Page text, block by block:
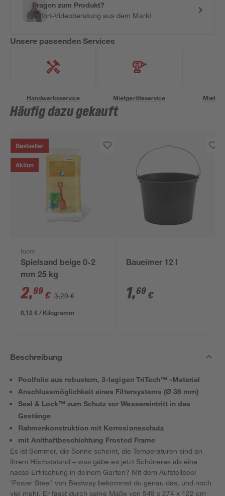
Fragen zum Produkt?
Sofort-Videoberatung aus dem Markt
Unsere passenden Services
Handwerksservice Mietgeräteservice
Häufig dazu gekauft
Bestseller
Aktion
toom
Spielsand beige 0-2
mm 25 kg
2,99 € 3,29 €
0,12 € / Kilogramm
Baueimer 12 l
1,69 €
Beschreibung
Poolfolie aus robustem, 3-lagigen TriTech™ -Material
Anschlussmöglichkeit eines Filtersystems (Ø 38 mm)
Seal & Lock™ zum Schutz vor Wassereintritt in das
Gestänge
Rahmenkonstruktion mit Korrosionsschutz
mit Anithaftbeschichtung Frosted Frame
Es ist Sommer, die Sonne scheint, die Temperaturen sind an
ihrem Höchststand – was gäbe es jetzt Schöneres als eine
nasse Erfrischung in deinem Garten? Mit dem Aufstellpool
'Power Steel' von Bestway bekommst du genau das, und noch
viel mehr. Er fasst durch seine Maße von 549 x 274 x 122 cm